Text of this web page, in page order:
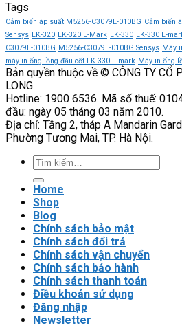
VEICHI
có
thể
thay
thế
tần
trong
trường
hợp
nào?
Tags
Cảm biến áp suất M5256-C3079E-010BG Cảm biến
Sensys LK-320 LK-320 L-Mark LK-330 LK-330 L-
C3079E-010BG M5256-C3079E-010BG Sensys Máy
máy in ống lồng đầu cốt LK-330 L-mark Máy in ống
Bản quyền thuộc về © CÔNG TY CỔ
LONG.
Hotline: 1900 6536. Mã số thuế:
đầu: ngày 05 tháng 03 năm 2010.
Địa chỉ: Tầng 2, tháp A Mandarin
Phường Tương Mai, TP. Hà Nội.
Tìm
kiếm:
Home
Shop
Blog
Chính sách bảo mật
Chính sách đổi trả
Chính sách vận chuyển
Chính sách bảo hành
Chính sách thanh toán
Điều khoản sử dụng
Đăng nhập
Newsletter